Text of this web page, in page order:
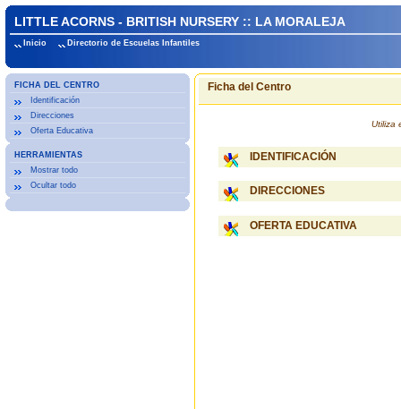
LITTLE ACORNS - BRITISH NURSERY :: LA MORALEJA
Inicio Directorio de Escuelas Infantiles
FICHA DEL CENTRO
Identificación
Direcciones
Oferta Educativa
HERRAMIENTAS
Mostrar todo
Ocultar todo
Ficha del Centro
Utiliza
IDENTIFICACIÓN
DIRECCIONES
OFERTA EDUCATIVA